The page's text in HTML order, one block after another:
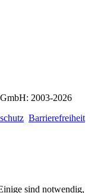
: 2003-2026
Barrierefreiheit
sind notwendig,